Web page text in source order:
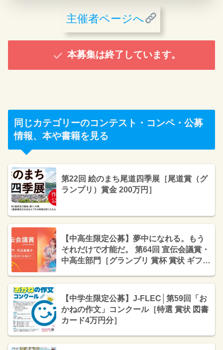
主催者ページへ
本募集は終了しています。
同じカテゴリーのコンテスト・コンペ・公募
情報、本や書籍を見る
第22回 絵のまち尾道四季展［尾道賞（グ
ランプリ）賞金 200万円］
【中高生限定公募】夢中になれる。もう
それだけで才能だ。 第64回 宣伝会議賞・
中高生部門［グランプリ 賞杯 賞状 ギフト
【中学生限定公募】J-FLEC│第59回「お
かねの作文」コンクール［特選 賞状 図書
カード4万円分］